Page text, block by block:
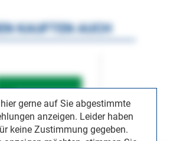
gerne auf Sie abgestimmte
anzeigen. Leider haben
keine Zustimmung gegeben.
KAUFTEN AUCH